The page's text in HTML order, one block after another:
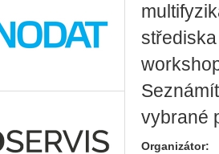
vybrané
Organizátor: